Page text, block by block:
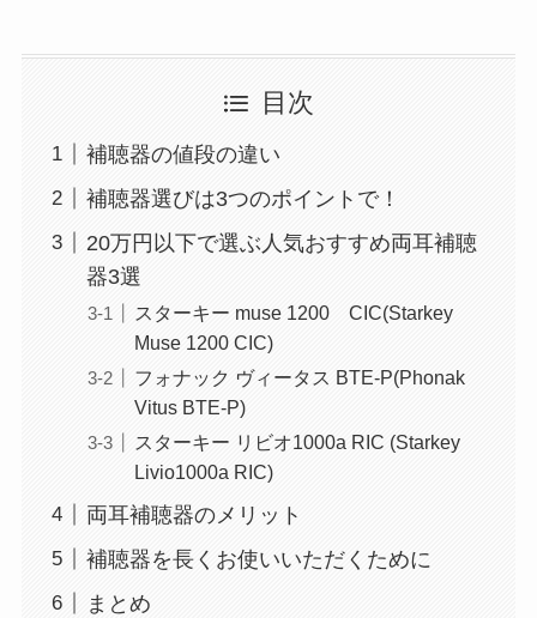
目次
補聴器の値段の違い
補聴器選びは3つのポイントで！
20万円以下で選ぶ人気おすすめ両耳補聴
器3選
スターキー muse 1200 CIC(Starkey
Muse 1200 CIC)
フォナック ヴィータス BTE-P(Phonak
Vitus BTE-P)
スターキー リビオ1000a RIC (Starkey
Livio1000a RIC)
両耳補聴器のメリット
補聴器を長くお使いいただくために
まとめ